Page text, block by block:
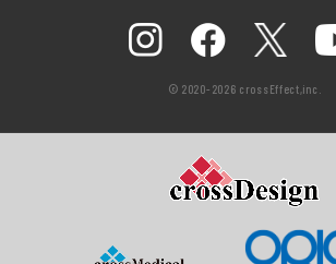
© 2020-2026 crossEffect,inc.